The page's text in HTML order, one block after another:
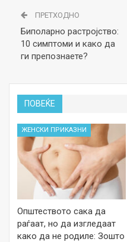
ПРЕТХОДНО
Биполарно растројство:
10 симптоми и како да
ги препознаете?
ПОВЕЌЕ
ЖЕНСКИ ПРИКАЗНИ
Општеството сака да
раѓаат, но да изгледаат
како да не родиле: Зошто